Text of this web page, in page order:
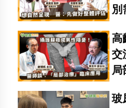
別
高
交
局
玻